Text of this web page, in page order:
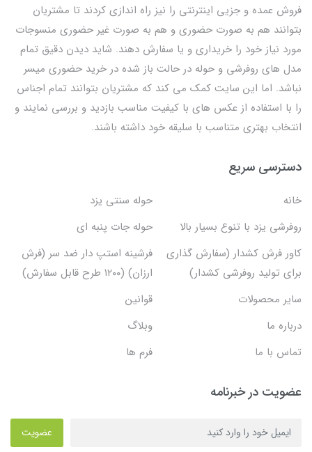
فروش عمده و جزیی اینترنتی را نیز راه اندازی کردند تا مشتریان
بتوانند هم به صورت حضوری و هم به صورت غیر حضوری منسوجات
مورد نیاز خود را خریداری و یا سفارش دهند. شاید دیدن دقیق تمام
مدل های روفرشی و حوله در حالت باز شده در خرید حضوری میسر
نباشد. اما این سایت کمک می کند که مشتریان بتوانند تمام اجناس
را با استفاده از عکس های با کیفیت مناسب بازدید و بررسی نمایند و
انتخاب بهتری متناسب با سلیقه خود داشته باشند.
دسترسی سریع
خانه
حوله سنتی یزد
روفرشی یزد با تنوع بسیار بالا
حوله جات پنبه ای
کاور فرش کشدار (سفارش گذاری
برای تولید روفرشی کشدار)
فرشینه استپ دار ضد سر (فرش
ارزان) (۱۲۰۰ طرح قابل سفارش)
سایر محصولات
قوانین
درباره ما
وبلاگ
تماس با ما
فرم ها
عضویت در خبرنامه
عضویت